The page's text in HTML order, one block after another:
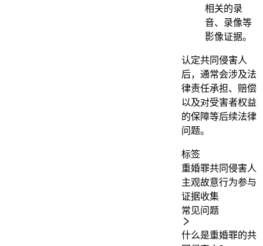
相关的录
音、录像等
影像证据。
认定共同侵害人
后，通常会涉及法
律责任承担、赔偿
以及对受害者权益
的保障等后续法律
问题。
标签
重婚罪共同侵害人
主观故意行为参与
证据收集
常见问题
什么是重婚罪的共